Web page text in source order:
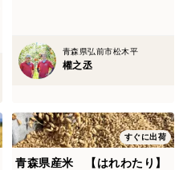
青森県弘前市松木平
權之丞
すぐに出荷
青森県産米 【はれわたり】